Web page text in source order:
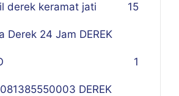
derek keramat jati 15
Derek 24 Jam DEREK
1
DEREK